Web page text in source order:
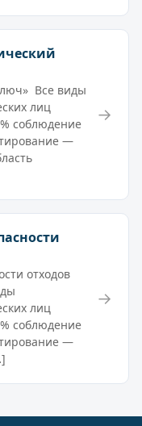
Все виды
лиц
соблюдение
—
→
отходов
лиц
соблюдение
—
→